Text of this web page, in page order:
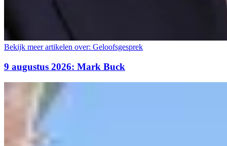
Bekijk meer artikelen over: Geloofsgesprek
9 augustus 2026: Mark Buck